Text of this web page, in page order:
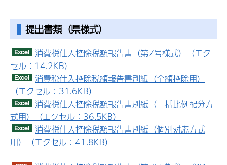
提出書類（県様式）
消費税仕入控除税額報告書（第7号様式）（エク
セル：14.2KB）
消費税仕入控除税額報告書別紙（全額控除用）
（エクセル：31.6KB）
消費税仕入控除税額報告書別紙（一括比例配分方
式用）（エクセル：36.5KB）
消費税仕入控除税額報告書別紙（個別対応方式
用）（エクセル：41.8KB）